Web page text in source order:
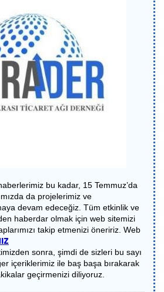
bu kadar, 15 Temmuz’da
da projelerimiz ve
devam edeceğiz. Tüm etkinlik ve
haberdar olmak için web sitemizi
takip etmenizi öneririz. Web
sonra, şimdi de sizleri bu sayı
içeriklerimiz ile baş başa bırakarak
geçirmenizi diliyoruz.